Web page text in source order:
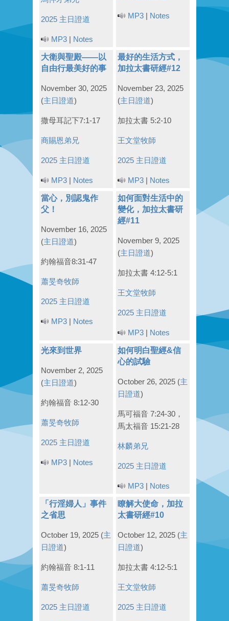
2025 主日證道
MP3 | Notes
MP3 | Notes
大衛與聖殿——以
自由行最美好的事
November 30, 2025
(主日證道)
撒母耳記下7:1-17
商賜恩弟兄
2025 主日證道
MP3 | Notes
最好的生活方式，
加拉太書研經#12
November 23, 2025
(主日證道)
加拉太書 5:2-10
王文堂牧師
2025 主日證道
MP3 | Notes
當心，別認鬼作
父！
November 16, 2025
(主日證道)
約翰福音8:31-47
蕭旻奇牧師
2025 主日證道
MP3 | Notes
如何面對生活中的
變化，加拉太書研
經#11
November 9, 2025
(主日證道)
加拉太書 4:12-5:1
王文堂牧師
2025 主日證道
MP3 | Notes
光來到世界
November 2, 2025
(主日證道)
約翰福音 8:12-30
蕭旻奇牧師
2025 主日證道
MP3 | Notes
如何明白聖經&信
心的試驗
October 26, 2025 (主
日證道)
馬可福音 7:24-30，
馬太福音 15:21-28
林麟弟兄
2025 主日證道
MP3 | Notes
「行淫婦人」事件
之省思
October 19, 2025 (主
日證道)
約翰福音 8:1-11
蕭旻奇牧師
2025 主日證道
瞭解大使命，加拉
太書研經#10
October 12, 2025 (主
日證道)
加拉太書 4:12-5:1
王文堂牧師
2025 主日證道